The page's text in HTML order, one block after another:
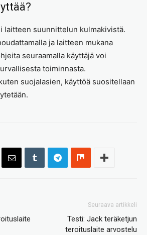
laitteen suunnittelun kulmakivistä.
ja laitteen mukana
seuraamalla käyttäjä voi
toiminnasta.
suojalasien, käyttöä suositellaan
Seuraava artikkeli
Testi: Jack teräketjun
teroituslaite arvostelu